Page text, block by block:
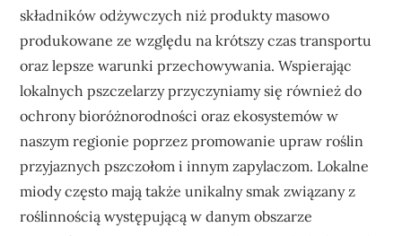
składników odżywczych niż produkty masowo
produkowane ze względu na krótszy czas transportu
oraz lepsze warunki przechowywania. Wspierając
lokalnych pszczelarzy przyczyniamy się również do
ochrony bioróżnorodności oraz ekosystemów w
naszym regionie poprzez promowanie upraw roślin
przyjaznych pszczołom i innym zapylaczom. Lokalne
miody często mają także unikalny smak związany z
roślinnością występującą w danym obszarze